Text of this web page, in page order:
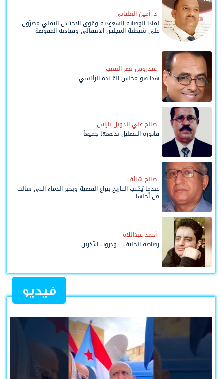
د. أمين العلياني
لماذا الوصاية السعودية وقوى الاحتلال اليمني مصرّون
على شيطنة المجلس الانتقالي وقيادته المفوضة
عيدروس نصر النقيب
هذا هو مجلس القيادة الرئاسي
صالح علي الدويل باراس
فاتورة التضليل ندفعها جميعاً
صالح شائف
عندما يُكتب التاريخ بيراع القضية وبحبر الدماء التي سالت
من أجلها
أحمد عبداللاه
رصاصة الحليف... وحروب الآخرين
فيديو